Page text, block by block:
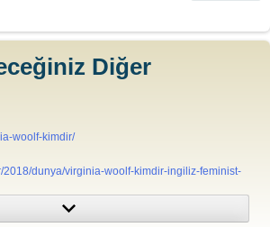
Diğer
woolf-kimdir/
2018/dunya/virginia-woolf-kimdir-ingiliz-feminist-
profiles/virginia-woolf-30.php